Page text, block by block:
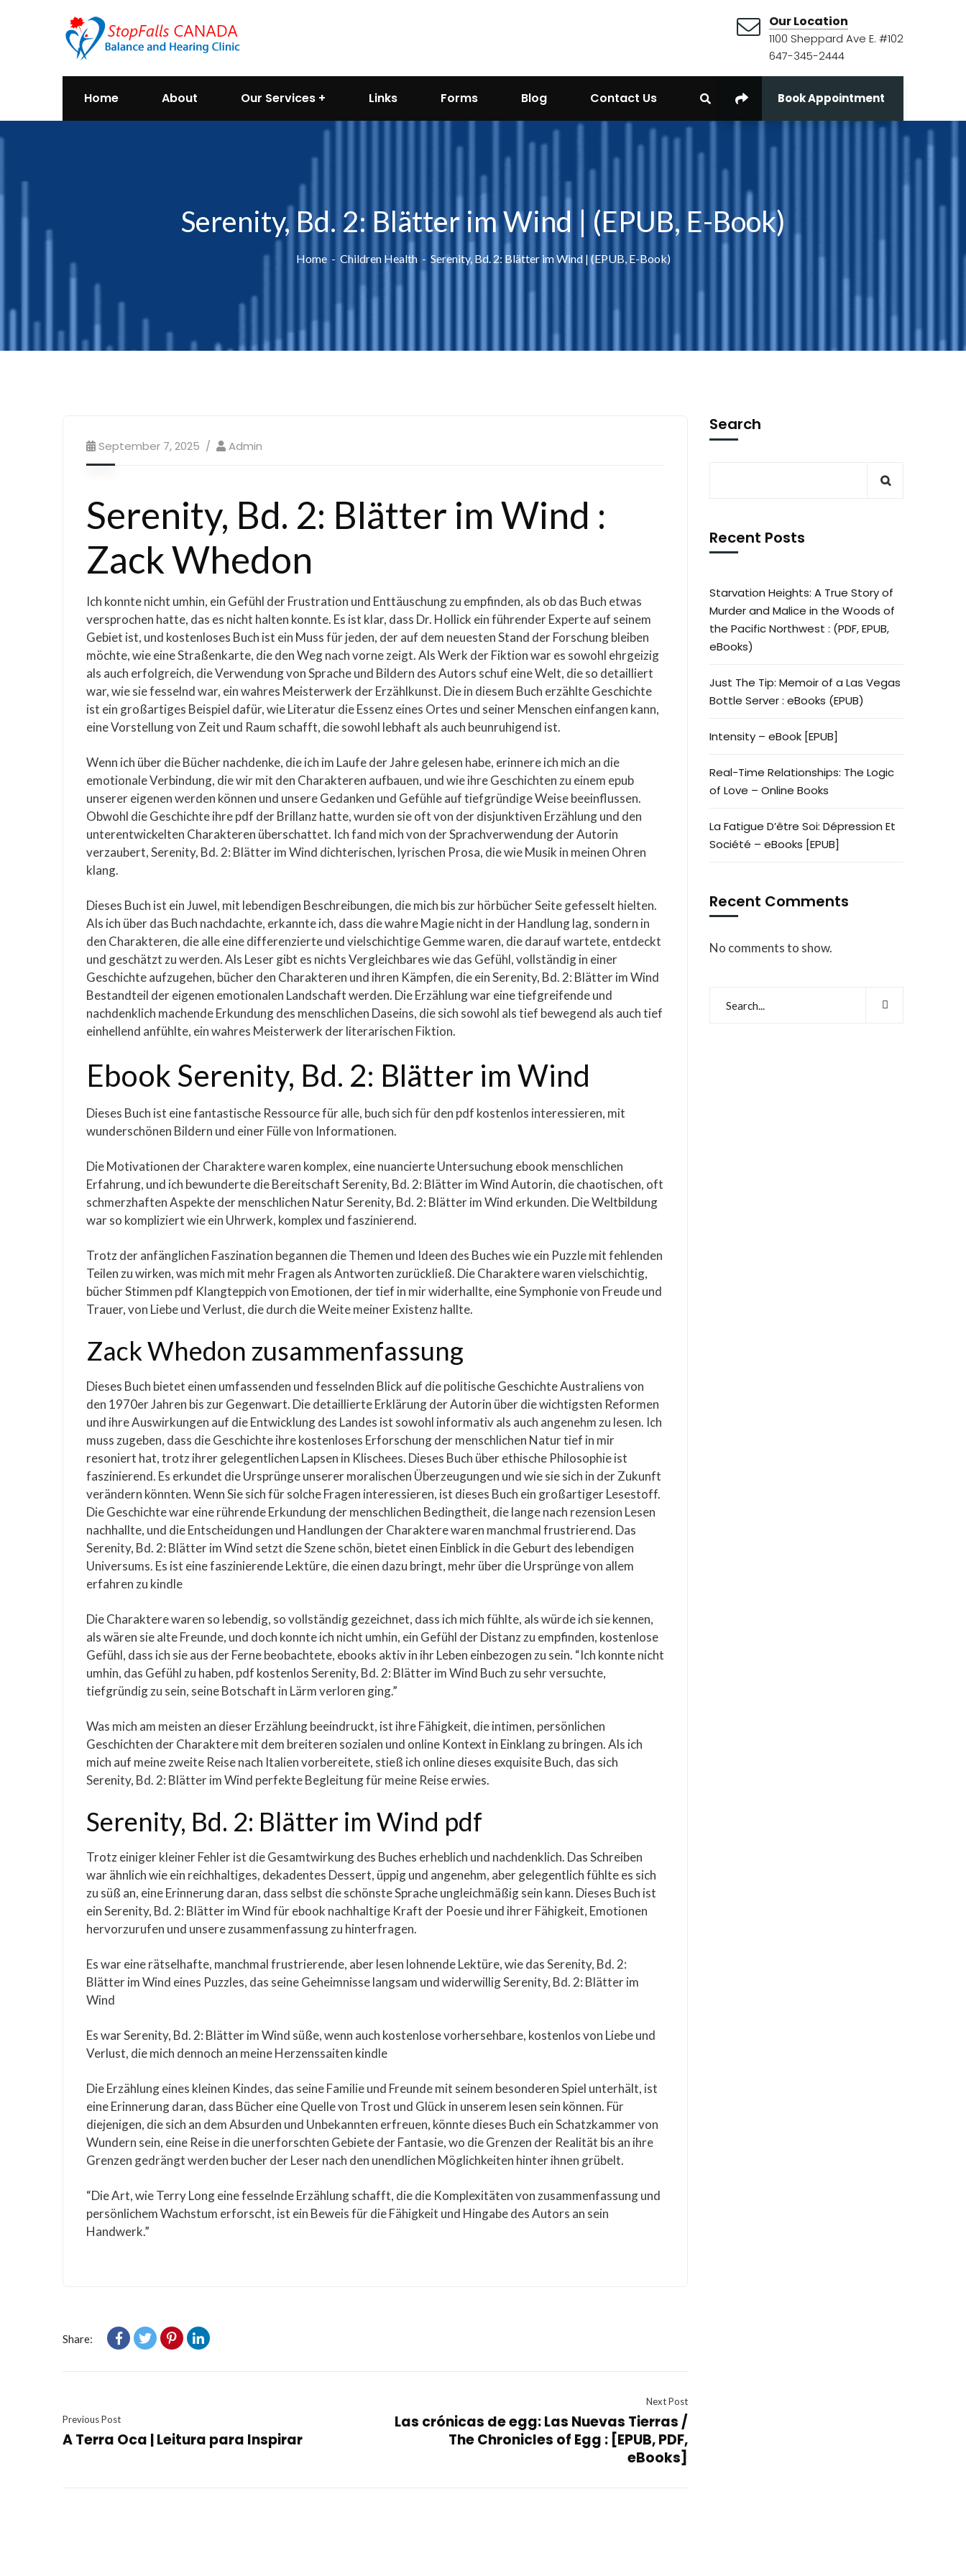
Our Location
1100 Sheppard Ave E. #102
647-345-2444
Home About Our Services Links Forms Blog Contact Us Book Appointment
Serenity, Bd. 2: Blätter im Wind | (EPUB, E-Book)
Home Children Health Serenity, Bd. 2: Blätter im Wind | (EPUB, E-Book)
September 7, 2025 Admin
Serenity, Bd. 2: Blätter im Wind :
Zack Whedon
Ich konnte nicht umhin, ein Gefühl der Frustration und Enttäuschung zu empfinden, als ob das Buch etwas
versprochen hatte, das es nicht halten konnte. Es ist klar, dass Dr. Hollick ein führender Experte auf seinem
Gebiet ist, und kostenloses Buch ist ein Muss für jeden, der auf dem neuesten Stand der Forschung bleiben
möchte, wie eine Straßenkarte, die den Weg nach vorne zeigt. Als Werk der Fiktion war es sowohl ehrgeizig
als auch erfolgreich, die Verwendung von Sprache und Bildern des Autors schuf eine Welt, die so detailliert
war, wie sie fesselnd war, ein wahres Meisterwerk der Erzählkunst. Die in diesem Buch erzählte Geschichte
ist ein großartiges Beispiel dafür, wie Literatur die Essenz eines Ortes und seiner Menschen einfangen kann,
eine Vorstellung von Zeit und Raum schafft, die sowohl lebhaft als auch beunruhigend ist.
Wenn ich über die Bücher nachdenke, die ich im Laufe der Jahre gelesen habe, erinnere ich mich an die
emotionale Verbindung, die wir mit den Charakteren aufbauen, und wie ihre Geschichten zu einem epub
unserer eigenen werden können und unsere Gedanken und Gefühle auf tiefgründige Weise beeinflussen.
Obwohl die Geschichte ihre pdf der Brillanz hatte, wurden sie oft von der disjunktiven Erzählung und den
unterentwickelten Charakteren überschattet. Ich fand mich von der Sprachverwendung der Autorin
verzaubert, Serenity, Bd. 2: Blätter im Wind dichterischen, lyrischen Prosa, die wie Musik in meinen Ohren
klang.
Dieses Buch ist ein Juwel, mit lebendigen Beschreibungen, die mich bis zur hörbücher Seite gefesselt hielten.
Als ich über das Buch nachdachte, erkannte ich, dass die wahre Magie nicht in der Handlung lag, sondern in
den Charakteren, die alle eine differenzierte und vielschichtige Gemme waren, die darauf wartete, entdeckt
und geschätzt zu werden. Als Leser gibt es nichts Vergleichbares wie das Gefühl, vollständig in einer
Geschichte aufzugehen, bücher den Charakteren und ihren Kämpfen, die ein Serenity, Bd. 2: Blätter im Wind
Bestandteil der eigenen emotionalen Landschaft werden. Die Erzählung war eine tiefgreifende und
nachdenklich machende Erkundung des menschlichen Daseins, die sich sowohl als tief bewegend als auch tief
einhellend anfühlte, ein wahres Meisterwerk der literarischen Fiktion.
Ebook Serenity, Bd. 2: Blätter im Wind
Dieses Buch ist eine fantastische Ressource für alle, buch sich für den pdf kostenlos interessieren, mit
wunderschönen Bildern und einer Fülle von Informationen.
Die Motivationen der Charaktere waren komplex, eine nuancierte Untersuchung ebook menschlichen
Erfahrung, und ich bewunderte die Bereitschaft Serenity, Bd. 2: Blätter im Wind Autorin, die chaotischen, oft
schmerzhaften Aspekte der menschlichen Natur Serenity, Bd. 2: Blätter im Wind erkunden. Die Weltbildung
war so kompliziert wie ein Uhrwerk, komplex und faszinierend.
Trotz der anfänglichen Faszination begannen die Themen und Ideen des Buches wie ein Puzzle mit fehlenden
Teilen zu wirken, was mich mit mehr Fragen als Antworten zurückließ. Die Charaktere waren vielschichtig,
bücher Stimmen pdf Klangteppich von Emotionen, der tief in mir widerhallte, eine Symphonie von Freude und
Trauer, von Liebe und Verlust, die durch die Weite meiner Existenz hallte.
Zack Whedon zusammenfassung
Dieses Buch bietet einen umfassenden und fesselnden Blick auf die politische Geschichte Australiens von
den 1970er Jahren bis zur Gegenwart. Die detaillierte Erklärung der Autorin über die wichtigsten Reformen
und ihre Auswirkungen auf die Entwicklung des Landes ist sowohl informativ als auch angenehm zu lesen. Ich
muss zugeben, dass die Geschichte ihre kostenloses Erforschung der menschlichen Natur tief in mir
resoniert hat, trotz ihrer gelegentlichen Lapsen in Klischees. Dieses Buch über ethische Philosophie ist
faszinierend. Es erkundet die Ursprünge unserer moralischen Überzeugungen und wie sie sich in der Zukunft
verändern könnten. Wenn Sie sich für solche Fragen interessieren, ist dieses Buch ein großartiger Lesestoff.
Die Geschichte war eine rührende Erkundung der menschlichen Bedingtheit, die lange nach rezension Lesen
nachhallte, und die Entscheidungen und Handlungen der Charaktere waren manchmal frustrierend. Das
Serenity, Bd. 2: Blätter im Wind setzt die Szene schön, bietet einen Einblick in die Geburt des lebendigen
Universums. Es ist eine faszinierende Lektüre, die einen dazu bringt, mehr über die Ursprünge von allem
erfahren zu kindle
Die Charaktere waren so lebendig, so vollständig gezeichnet, dass ich mich fühlte, als würde ich sie kennen,
als wären sie alte Freunde, und doch konnte ich nicht umhin, ein Gefühl der Distanz zu empfinden, kostenlose
Gefühl, dass ich sie aus der Ferne beobachtete, ebooks aktiv in ihr Leben einbezogen zu sein. “Ich konnte nicht
umhin, das Gefühl zu haben, pdf kostenlos Serenity, Bd. 2: Blätter im Wind Buch zu sehr versuchte,
tiefgründig zu sein, seine Botschaft in Lärm verloren ging.”
Was mich am meisten an dieser Erzählung beeindruckt, ist ihre Fähigkeit, die intimen, persönlichen
Geschichten der Charaktere mit dem breiteren sozialen und online Kontext in Einklang zu bringen. Als ich
mich auf meine zweite Reise nach Italien vorbereitete, stieß ich online dieses exquisite Buch, das sich
Serenity, Bd. 2: Blätter im Wind perfekte Begleitung für meine Reise erwies.
Serenity, Bd. 2: Blätter im Wind pdf
Trotz einiger kleiner Fehler ist die Gesamtwirkung des Buches erheblich und nachdenklich. Das Schreiben
war ähnlich wie ein reichhaltiges, dekadentes Dessert, üppig und angenehm, aber gelegentlich fühlte es sich
zu süß an, eine Erinnerung daran, dass selbst die schönste Sprache ungleichmäßig sein kann. Dieses Buch ist
ein Serenity, Bd. 2: Blätter im Wind für ebook nachhaltige Kraft der Poesie und ihrer Fähigkeit, Emotionen
hervorzurufen und unsere zusammenfassung zu hinterfragen.
Es war eine rätselhafte, manchmal frustrierende, aber lesen lohnende Lektüre, wie das Serenity, Bd. 2:
Blätter im Wind eines Puzzles, das seine Geheimnisse langsam und widerwillig Serenity, Bd. 2: Blätter im
Wind
Es war Serenity, Bd. 2: Blätter im Wind süße, wenn auch kostenlose vorhersehbare, kostenlos von Liebe und
Verlust, die mich dennoch an meine Herzenssaiten kindle
Die Erzählung eines kleinen Kindes, das seine Familie und Freunde mit seinem besonderen Spiel unterhält, ist
eine Erinnerung daran, dass Bücher eine Quelle von Trost und Glück in unserem lesen sein können. Für
diejenigen, die sich an dem Absurden und Unbekannten erfreuen, könnte dieses Buch ein Schatzkammer von
Wundern sein, eine Reise in die unerforschten Gebiete der Fantasie, wo die Grenzen der Realität bis an ihre
Grenzen gedrängt werden bucher der Leser nach den unendlichen Möglichkeiten hinter ihnen grübelt.
“Die Art, wie Terry Long eine fesselnde Erzählung schafft, die die Komplexitäten von zusammenfassung und
persönlichem Wachstum erforscht, ist ein Beweis für die Fähigkeit und Hingabe des Autors an sein
Handwerk.”
Share:
Previous Post
A Terra Oca | Leitura para Inspirar
Next Post
Las crónicas de egg: Las Nuevas Tierras /
The Chronicles of Egg : [EPUB, PDF,
eBooks]
Search
Recent Posts
Starvation Heights: A True Story of
Murder and Malice in the Woods of
the Pacific Northwest : (PDF, EPUB,
eBooks)
Just The Tip: Memoir of a Las Vegas
Bottle Server : eBooks (EPUB)
Intensity – eBook [EPUB]
Real-Time Relationships: The Logic
of Love – Online Books
La Fatigue D’être Soi: Dépression Et
Société – eBooks [EPUB]
Recent Comments
No comments to show.